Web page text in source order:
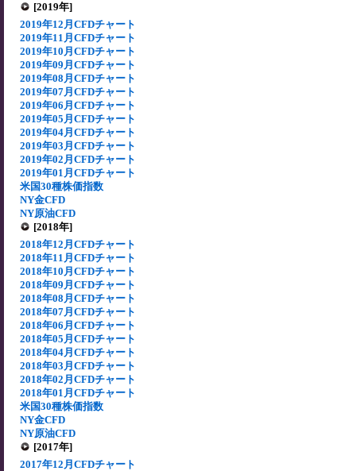
[2019年]
2019年12月CFDチャート
2019年11月CFDチャート
2019年10月CFDチャート
2019年09月CFDチャート
2019年08月CFDチャート
2019年07月CFDチャート
2019年06月CFDチャート
2019年05月CFDチャート
2019年04月CFDチャート
2019年03月CFDチャート
2019年02月CFDチャート
2019年01月CFDチャート
米国30種株価指数
NY金CFD
NY原油CFD
[2018年]
2018年12月CFDチャート
2018年11月CFDチャート
2018年10月CFDチャート
2018年09月CFDチャート
2018年08月CFDチャート
2018年07月CFDチャート
2018年06月CFDチャート
2018年05月CFDチャート
2018年04月CFDチャート
2018年03月CFDチャート
2018年02月CFDチャート
2018年01月CFDチャート
米国30種株価指数
NY金CFD
NY原油CFD
[2017年]
2017年12月CFDチャート